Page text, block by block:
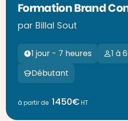
Formation Brand
par Billal Sout
1 jour - 7 heures
1 à
Débutant
à partir de 1450€HT